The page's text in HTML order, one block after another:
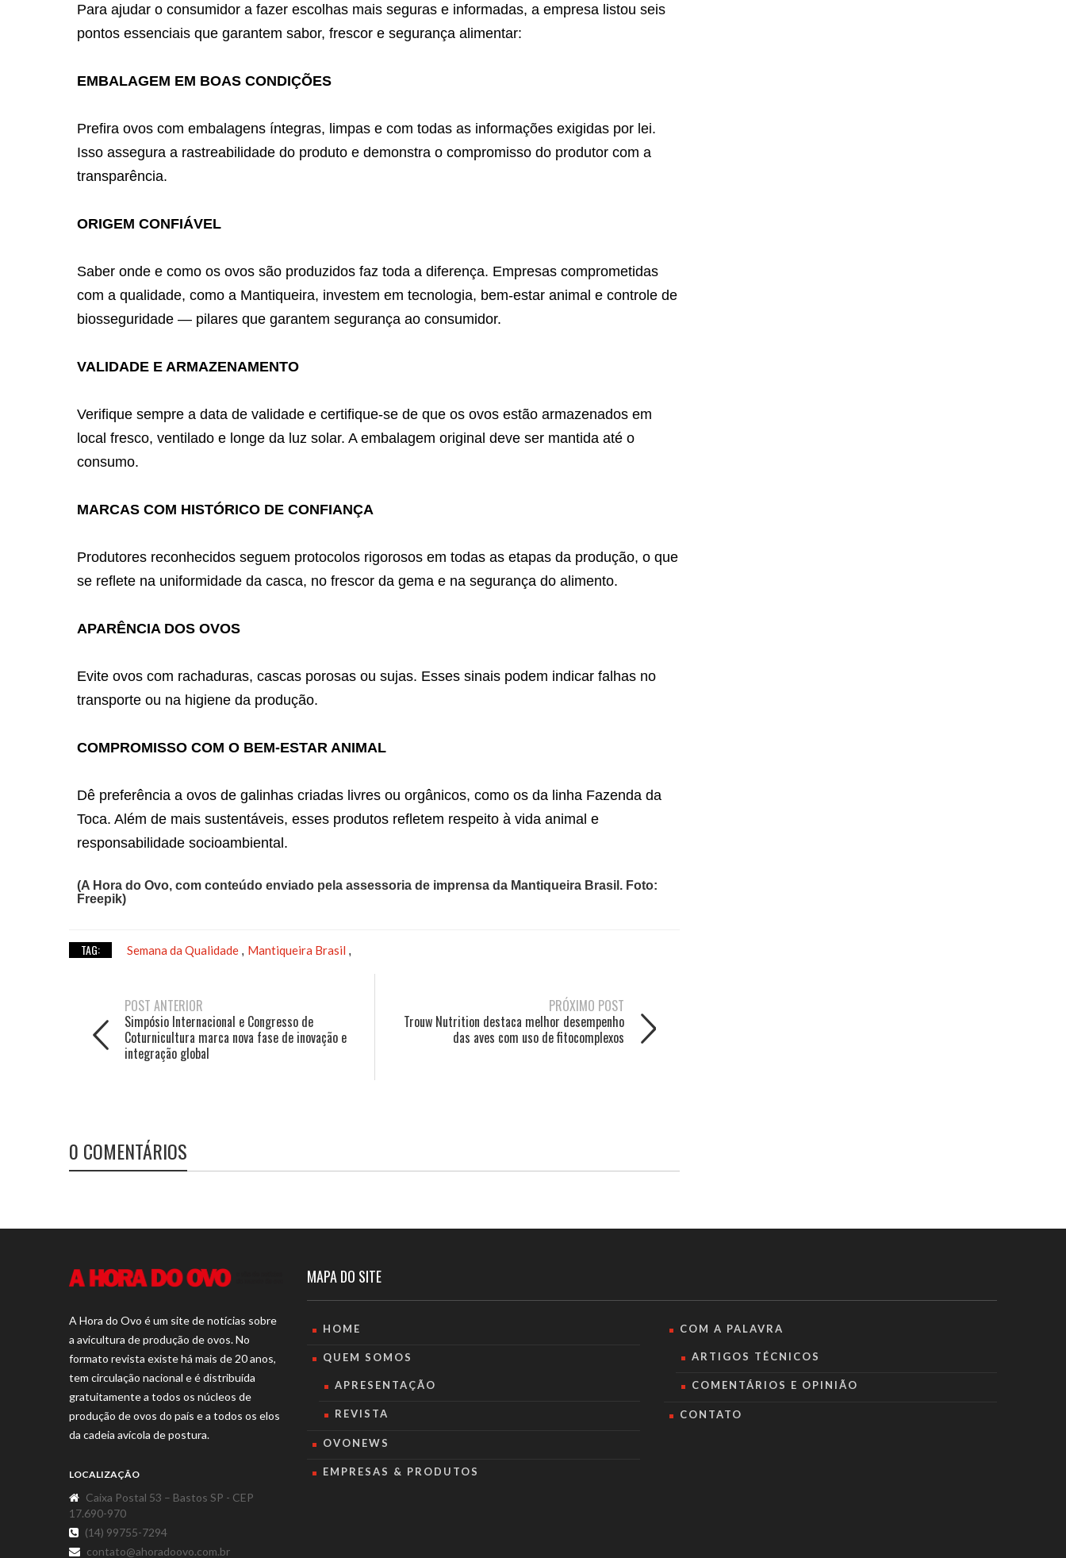
Para ajudar o consumidor a fazer escolhas mais seguras e informadas, a empresa listou seis
pontos essenciais que garantem sabor, frescor e segurança alimentar:
EMBALAGEM EM BOAS CONDIÇÕES
Prefira ovos com embalagens íntegras, limpas e com todas as informações exigidas por lei.
Isso assegura a rastreabilidade do produto e demonstra o compromisso do produtor com a
transparência.
ORIGEM CONFIÁVEL
Saber onde e como os ovos são produzidos faz toda a diferença. Empresas comprometidas
com a qualidade, como a Mantiqueira, investem em tecnologia, bem-estar animal e controle de
biosseguridade — pilares que garantem segurança ao consumidor.
VALIDADE E ARMAZENAMENTO
Verifique sempre a data de validade e certifique-se de que os ovos estão armazenados em
local fresco, ventilado e longe da luz solar. A embalagem original deve ser mantida até o
consumo.
MARCAS COM HISTÓRICO DE CONFIANÇA
Produtores reconhecidos seguem protocolos rigorosos em todas as etapas da produção, o que
se reflete na uniformidade da casca, no frescor da gema e na segurança do alimento.
APARÊNCIA DOS OVOS
Evite ovos com rachaduras, cascas porosas ou sujas. Esses sinais podem indicar falhas no
transporte ou na higiene da produção.
COMPROMISSO COM O BEM-ESTAR ANIMAL
Dê preferência a ovos de galinhas criadas livres ou orgânicos, como os da linha Fazenda da
Toca. Além de mais sustentáveis, esses produtos refletem respeito à vida animal e
responsabilidade socioambiental.
(A Hora do Ovo, com conteúdo enviado pela assessoria de imprensa da Mantiqueira Brasil. Foto:
Freepik)
TAG: Semana da Qualidade , Mantiqueira Brasil ,
POST ANTERIOR
Simpósio Internacional e Congresso de
Coturnicultura marca nova fase de inovação e
integração global
PRÓXIMO POST
Trouw Nutrition destaca melhor desempenho
das aves com uso de fitocomplexos
0 COMENTÁRIOS
A Hora do Ovo é um site de notícias sobre
a avicultura de produção de ovos. No
formato revista existe há mais de 20 anos,
tem circulação nacional e é distribuída
gratuitamente a todos os núcleos de
produção de ovos do país e a todos os elos
da cadeia avícola de postura.
LOCALIZAÇÃO
Caixa Postal 53 – Bastos SP - CEP
17.690-970
(14) 99755-7294
contato@ahoradoovo.com.br
MAPA DO SITE
HOME
QUEM SOMOS
APRESENTAÇÃO
REVISTA
OVONEWS
EMPRESAS & PRODUTOS
COM A PALAVRA
ARTIGOS TÉCNICOS
COMENTÁRIOS E OPINIÃO
CONTATO